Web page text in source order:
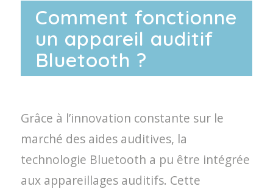
Comment fonctionne
un appareil auditif
Bluetooth ?
Grâce à l’innovation constante sur le
marché des aides auditives, la
technologie Bluetooth a pu être intégrée
aux appareillages auditifs. Cette